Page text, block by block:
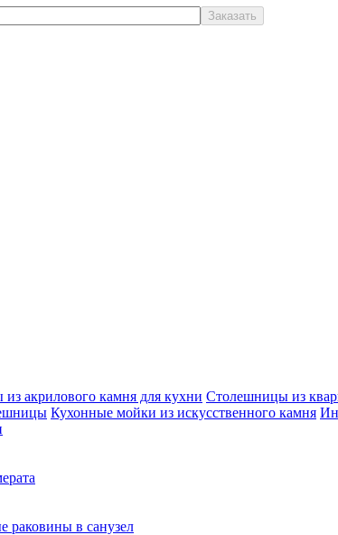
акрилового камня для кухни Столешницы из
Кухонные мойки из искусственного камня
раковины в санузел